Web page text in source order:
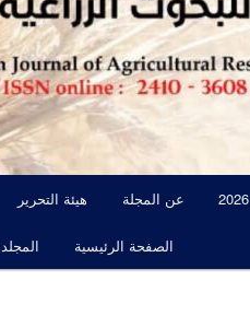
هيئة التحرير عن المجلة
المجلد 13 العدد 3 حزيران 2026 الصفحة الرئيسية